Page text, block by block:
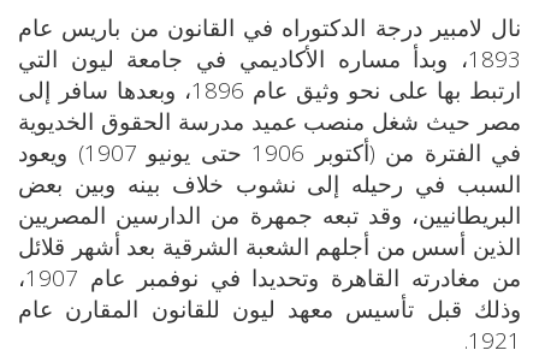
نال لامبير درجة الدكتوراه في القانون من باريس عام
1893، وبدأ مساره الأكاديمي في جامعة ليون التي
ارتبط بها على نحو وثيق عام 1896، وبعدها سافر إلى
مصر حيث شغل منصب عميد مدرسة الحقوق الخديوية
في الفترة من (أكتوبر 1906 حتى يونيو 1907) ويعود
السبب في رحيله إلى نشوب خلاف بينه وبين بعض
البريطانيين، وقد تبعه جمهرة من الدارسين المصريين
الذين أسس من أجلهم الشعبة الشرقية بعد أشهر قلائل
من مغادرته القاهرة وتحديدا في نوفمبر عام 1907،
وذلك قبل تأسيس معهد ليون للقانون المقارن عام
1921.